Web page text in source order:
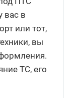
вас в
или тот,
вы
ТС, его